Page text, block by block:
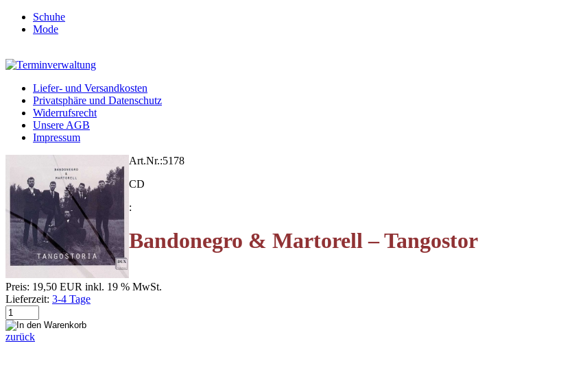
Schuhe
Mode
Liefer- und Versandkosten
Privatsphäre und Datenschutz
Widerrufsrecht
Unsere AGB
Impressum
Art.Nr.:5178
CD
:
Bandonegro & Martorell – Tangostor
Preis: 19,50 EUR inkl. 19 % MwSt.
Lieferzeit: 3-4 Tage
zurück